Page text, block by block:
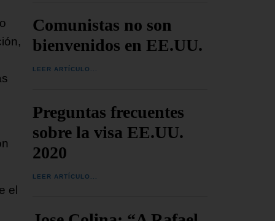
el
Comunistas no son
bienvenidos en EE.UU.
LEER ARTÍCULO...
Preguntas frecuentes
sobre la visa EE.UU.
2020
LEER ARTÍCULO...